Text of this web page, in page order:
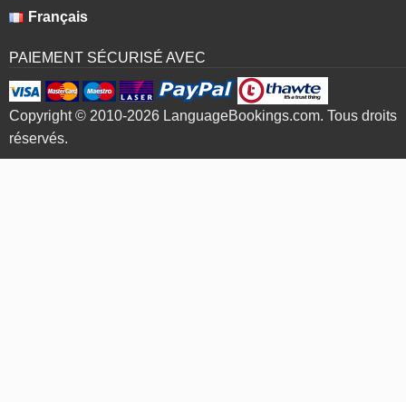
Français
PAIEMENT SÉCURISÉ AVEC
Copyright © 2010-2026 LanguageBookings.com. Tous droits
réservés.